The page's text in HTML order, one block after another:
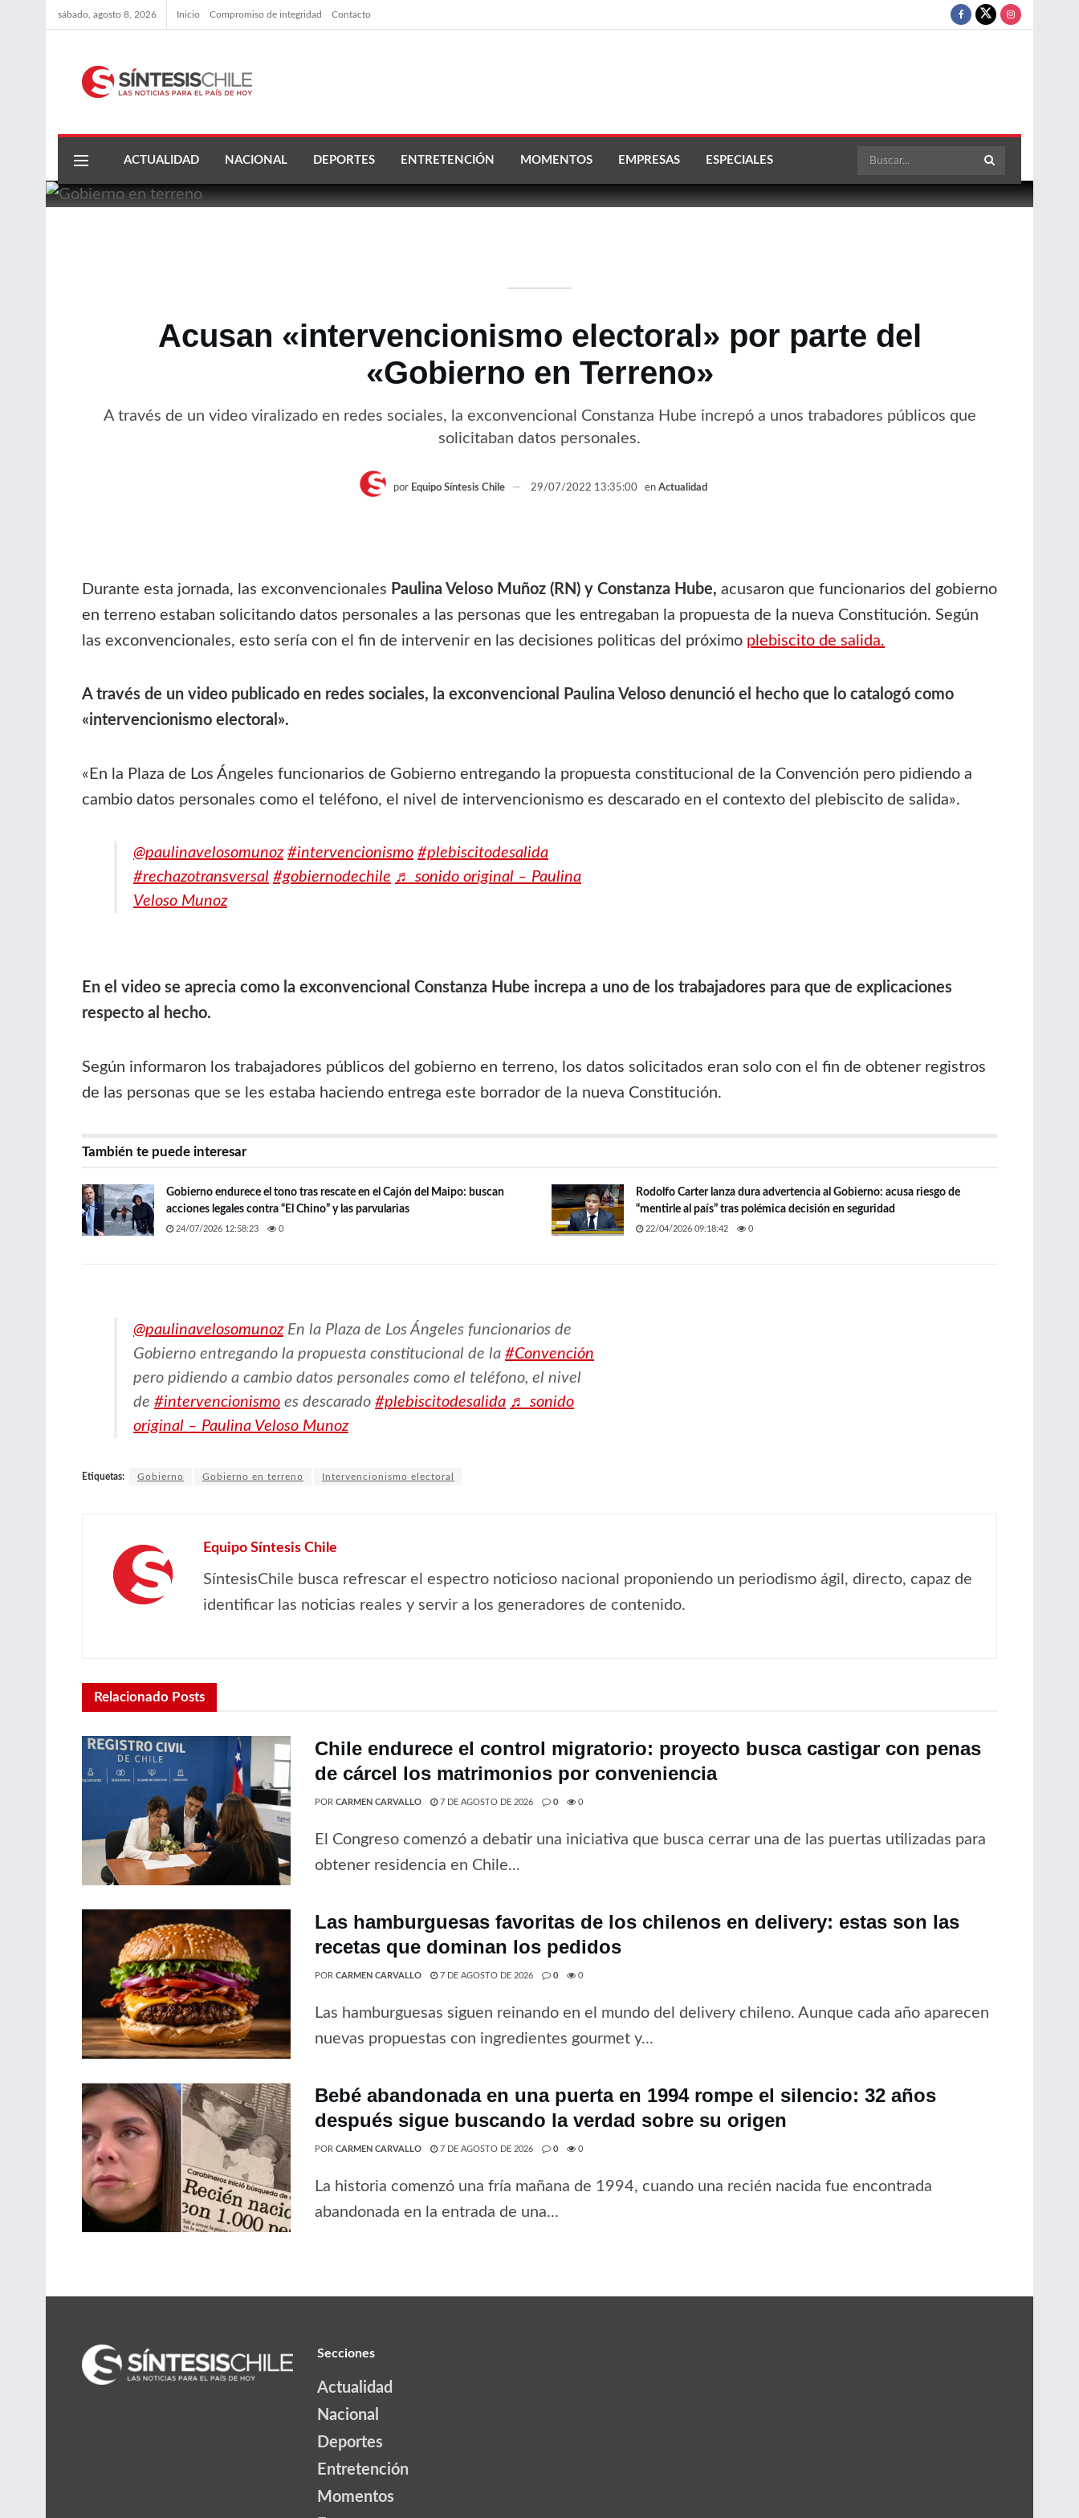
sábado, agosto 8, 2026 Inicio Compromiso de integridad Contacto
ACTUALIDAD NACIONAL DEPORTES ENTRETENCIÓN MOMENTOS EMPRESAS ESPECIALES
Acusan «intervencionismo electoral» por parte del
«Gobierno en Terreno»
A través de un video viralizado en redes sociales, la exconvencional Constanza Hube increpó a unos trabadores públicos que
solicitaban datos personales.
por Equipo Síntesis Chile 29/07/2022 13:35:00 en Actualidad
Durante esta jornada, las exconvencionales Paulina Veloso Muñoz (RN) y Constanza Hube, acusaron que funcionarios del gobierno
en terreno estaban solicitando datos personales a las personas que les entregaban la propuesta de la nueva Constitución. Según
las exconvencionales, esto sería con el fin de intervenir en las decisiones politicas del próximo plebiscito de salida.
A través de un video publicado en redes sociales, la exconvencional Paulina Veloso denunció el hecho que lo catalogó como
«intervencionismo electoral».
«En la Plaza de Los Ángeles funcionarios de Gobierno entregando la propuesta constitucional de la Convención pero pidiendo a
cambio datos personales como el teléfono, el nivel de intervencionismo es descarado en el contexto del plebiscito de salida».
@paulinavelosomunoz #intervencionismo #plebiscitodesalida
#rechazotransversal #gobiernodechile ♬ sonido original – Paulina
Veloso Munoz
En el video se aprecia como la exconvencional Constanza Hube increpa a uno de los trabajadores para que de explicaciones
respecto al hecho.
Según informaron los trabajadores públicos del gobierno en terreno, los datos solicitados eran solo con el fin de obtener registros
de las personas que se les estaba haciendo entrega este borrador de la nueva Constitución.
También te puede interesar
Gobierno endurece el tono tras rescate en el Cajón del Maipo: buscan
acciones legales contra “El Chino” y las parvularias
24/07/2026 12:58:23 0
Rodolfo Carter lanza dura advertencia al Gobierno: acusa riesgo de
“mentirle al país” tras polémica decisión en seguridad
22/04/2026 09:18:42 0
@paulinavelosomunozEn la Plaza de Los Ángeles funcionarios de
Gobierno entregando la propuesta constitucional de la #Convención
pero pidiendo a cambio datos personales como el teléfono, el nivel
de #intervencionismo es descarado #plebiscitodesalida ♬ sonido
original – Paulina Veloso Munoz
Etiquetas: Gobierno Gobierno en terreno Intervencionismo electoral
Equipo Síntesis Chile
SíntesisChile busca refrescar el espectro noticioso nacional proponiendo un periodismo ágil, directo, capaz de
identificar las noticias reales y servir a los generadores de contenido.
Relacionado Posts
Chile endurece el control migratorio: proyecto busca castigar con penas
de cárcel los matrimonios por conveniencia
POR CARMEN CARVALLO 7 DE AGOSTO DE 2026 0 0
El Congreso comenzó a debatir una iniciativa que busca cerrar una de las puertas utilizadas para
obtener residencia en Chile...
Las hamburguesas favoritas de los chilenos en delivery: estas son las
recetas que dominan los pedidos
POR CARMEN CARVALLO 7 DE AGOSTO DE 2026 0 0
Las hamburguesas siguen reinando en el mundo del delivery chileno. Aunque cada año aparecen
nuevas propuestas con ingredientes gourmet y...
Bebé abandonada en una puerta en 1994 rompe el silencio: 32 años
después sigue buscando la verdad sobre su origen
POR CARMEN CARVALLO 7 DE AGOSTO DE 2026 0 0
La historia comenzó una fría mañana de 1994, cuando una recién nacida fue encontrada
abandonada en la entrada de una...
Secciones
Actualidad
Nacional
Deportes
Entretención
Momentos